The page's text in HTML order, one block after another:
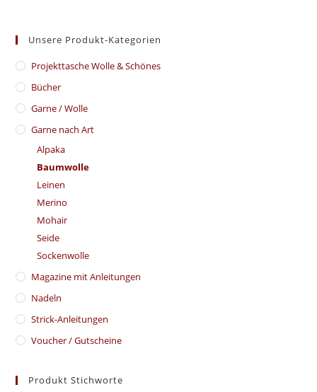
Unsere Produkt-Kategorien
​Projekttasche Wolle & Schönes
Bücher
Garne / Wolle
Garne nach Art
Alpaka
Baumwolle
Leinen
Merino
Mohair
Seide
Sockenwolle
Magazine mit Anleitungen
Nadeln
Strick-Anleitungen
Voucher / Gutscheine
Produkt Stichworte